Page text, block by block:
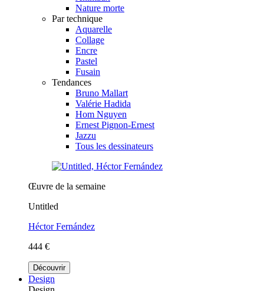
Nature morte
Par technique
Aquarelle
Collage
Encre
Pastel
Fusain
Tendances
Bruno Mallart
Valérie Hadida
Hom Nguyen
Ernest Pignon-Ernest
Jazzu
Tous les dessinateurs
Œuvre de la semaine
Untitled
Héctor Fernández
444 €
Découvrir
Design